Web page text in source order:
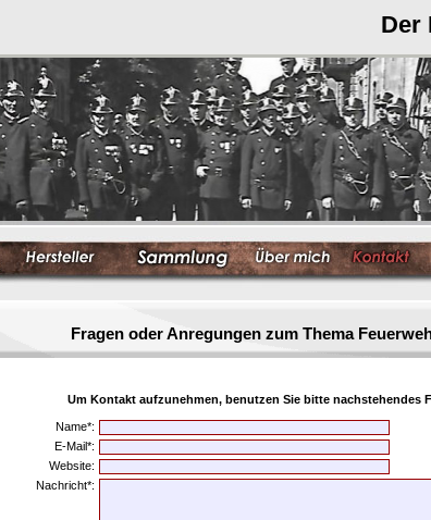
Der
Fragen oder Anregungen zum Thema
Um Kontakt aufzunehmen, benutzen Sie bitte nachstehendes
Name*:
E-Mail*:
Website:
Nachricht*: